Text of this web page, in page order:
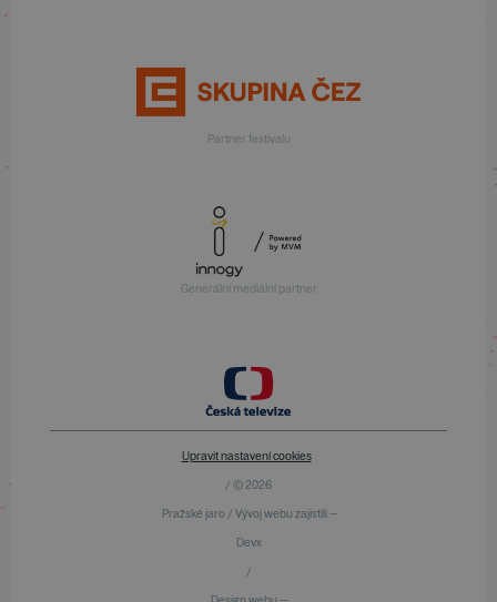
Partner festivalu
Generální mediální partner
Upravit nastavení cookies
/ © 2026
Pražské jaro / Vývoj webu zajistili —
Devx
/